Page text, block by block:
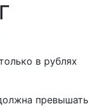
в рублях
превышать